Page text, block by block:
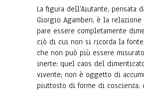
La figura dell’Aiutante, pensata
Giorgio Agamben, è la
pare essere completamente
ciò di cui non si ricorda la
che non può più essere
inerte: quel caos del
vivente; non è oggetto di
piuttosto di forme di coscienza,